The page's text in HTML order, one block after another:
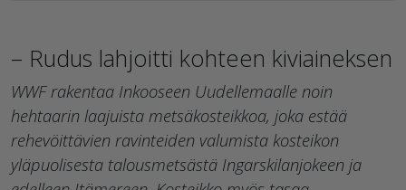
– Rudus lahjoitti kohteen kiviaineksen
WWF rakentaa Inkooseen Uudellemaalle noin
hehtaarin laajuista metsäkosteikkoa, joka estää
rehevöittävien ravinteiden valumista kosteikon
yläpuolisesta talousmetsästä Ingarskilanjokeen ja